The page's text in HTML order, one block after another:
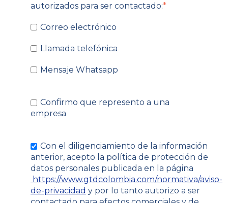
autorizados para ser contactado:*
Correo electrónico
Llamada telefónica
Mensaje Whatsapp
Confirmo que represento a una
empresa
Con el diligenciamiento de la información
anterior, acepto la política de protección de
datos personales publicada en la página
https://www.gtdcolombia.com/normativa/aviso-
de-privacidad y por lo tanto autorizo a ser